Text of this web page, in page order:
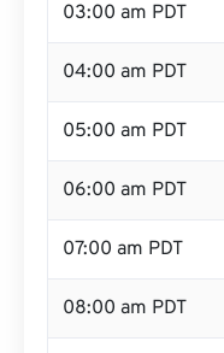
03:00 am PDT
04:00 am PDT
05:00 am PDT
06:00 am PDT
07:00 am PDT
08:00 am PDT